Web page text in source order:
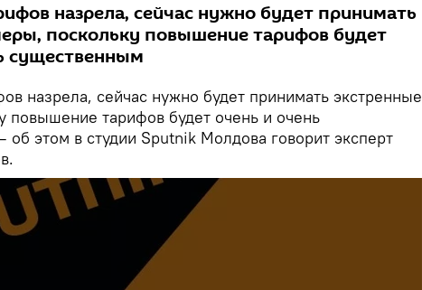
назрела, сейчас нужно будет принимать
поскольку повышение тарифов будет
существенным
назрела, сейчас нужно будет принимать экстренные
повышение тарифов будет очень и очень
этом в студии Sputnik Молдова говорит эксперт